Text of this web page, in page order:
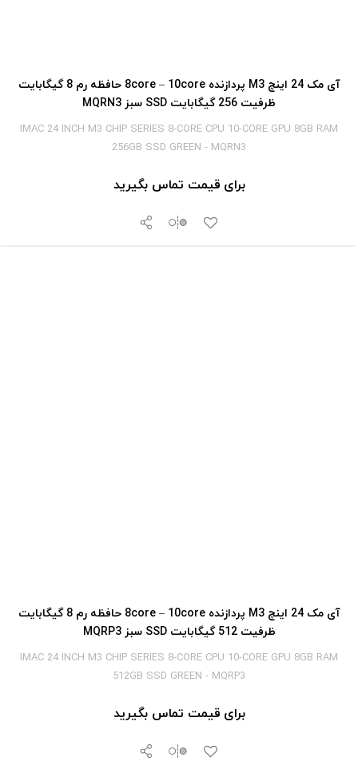
آی‎ مک 24 اینچ M3 پردازنده 8core – 10core حافظه رم 8 گیگابایت
ظرفیت 256 گیگابایت SSD سبز MQRN3
IMAC 24 INCH M3 CHIP SERIES 8-CORE CPU 10-CORE GPU 8GB RAM
256GB SSD GREEN - MQRN3
برای قیمت تماس بگیرید
آی‎ مک 24 اینچ M3 پردازنده 8core – 10core حافظه رم 8 گیگابایت
ظرفیت 512 گیگابایت SSD سبز MQRP3
IMAC 24 INCH M3 CHIP SERIES 8-CORE CPU 10-CORE GPU 8GB RAM
512GB SSD GREEN - MQRP3
برای قیمت تماس بگیرید